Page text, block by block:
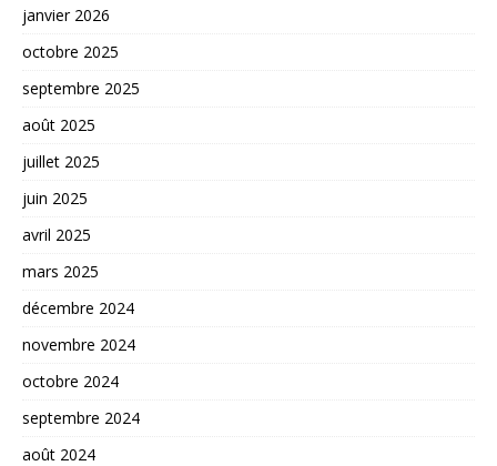
janvier 2026
octobre 2025
septembre 2025
août 2025
juillet 2025
juin 2025
avril 2025
mars 2025
décembre 2024
novembre 2024
octobre 2024
septembre 2024
août 2024